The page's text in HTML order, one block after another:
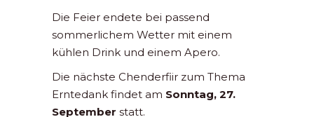
Die Feier endete bei passend
sommerlichem Wetter mit einem
kühlen Drink und einem Apero.
Die nächste Chenderfiir zum Thema
Erntedank findet am Sonntag, 27.
September statt.